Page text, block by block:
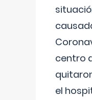
centro
el